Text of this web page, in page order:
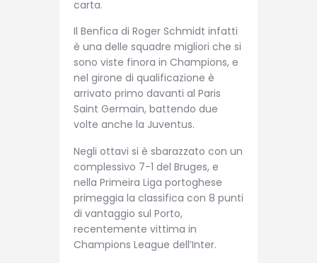
carta.
Il Benfica di Roger Schmidt infatti
è una delle squadre migliori che si
sono viste finora in Champions, e
nel girone di qualificazione è
arrivato primo davanti al Paris
Saint Germain, battendo due
volte anche la Juventus.
Negli ottavi si è sbarazzato con un
complessivo 7-1 del Bruges, e
nella Primeira Liga portoghese
primeggia la classifica con 8 punti
di vantaggio sul Porto,
recentemente vittima in
Champions League dell’Inter.